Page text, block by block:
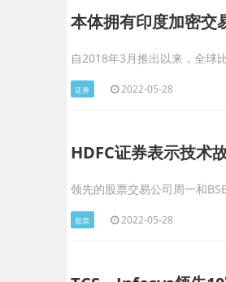
本体拥有印度加密
自2018年3月推出以来，全
证券 2022-05-28
HDFC证券表示技
领先的股票交易公司周一和
股票 2022-05-28